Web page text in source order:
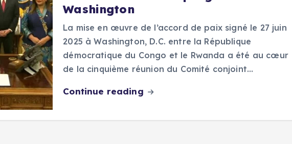
Washington
La mise en œuvre de l’accord de paix signé le 27 juin
2025 à Washington, D.C. entre la République
démocratique du Congo et le Rwanda a été au cœur
de la cinquième réunion du Comité conjoint…
Continue reading